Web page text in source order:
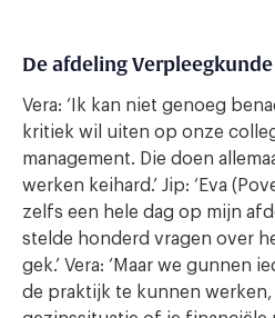
De afdeling Verpleegkunde
Vera: ‘Ik kan niet genoeg
kritiek wil uiten op onze
management. Die doen
werken keihard.’ Jip: ‘Eva
zelfs een hele dag op mijn
stelde honderd vragen over
gek.’ Vera: ‘Maar we gunnen
de praktijk te kunnen